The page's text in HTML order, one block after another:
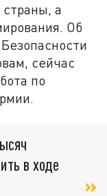
а
Об
сейчас
по
в ходе